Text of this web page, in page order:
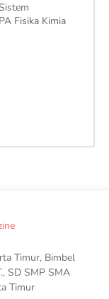
Fisika Kimia
Timur, Bimbel
SD SMP SMA
Timur